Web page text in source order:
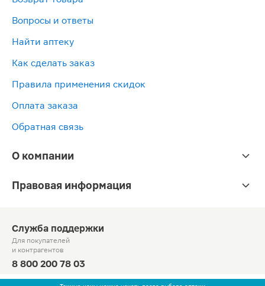
Вопросы и ответы
Найти аптеку
Как сделать заказ
Правила применения скидок
Оплата заказа
Обратная связь
О компании
Правовая информация
Служба поддержки
Для покупателей
и контрагентов
8 800 200 78 03
Круглосуточно, звонок по России бесплатный